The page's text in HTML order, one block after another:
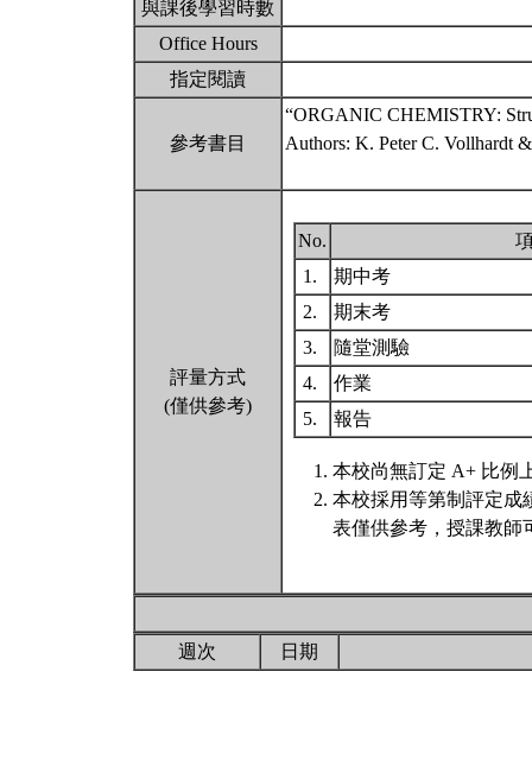
與課後學習時數
Office Hours
指定閱讀
參考書目
“ORGANIC CHEMISTRY:
Authors: K. Peter C. Vollhardt
評量方式
(僅供參考)
No.
1.
期中考
2.
期末考
3.
隨堂測驗
4.
作業
5.
報告
本校尚無訂定 A+ 比例
本校採用等第制評定成
表僅供參考，授課教師
週次 日期